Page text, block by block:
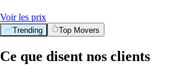
Voir les prix
Trending Top Movers
Ce que disent nos clients